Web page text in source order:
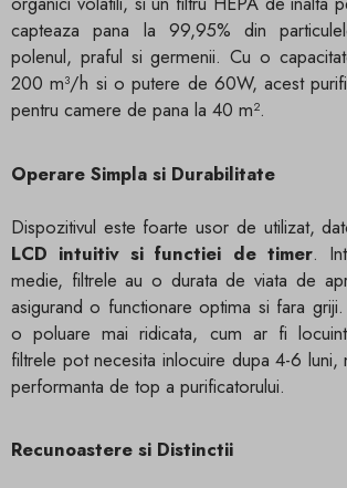
capteaza pana la 99,95% din
polenul, praful si germenii. Cu o
200 m³/h si o putere de 60W, acest
pentru camere de pana la 40 m².
Operare Simpla si Durabilitate
Dispozitivul este foarte usor de utilizat,
LCD intuitiv si functiei de timer.
medie, filtrele au o durata de viata de
asigurand o functionare optima si fara
o poluare mai ridicata, cum ar fi
filtrele pot necesita inlocuire dupa 4-6 luni,
performanta de top a purificatorului.
Recunoastere si Distinctii